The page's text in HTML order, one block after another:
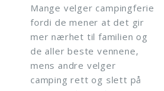
Mange velger campingferie
fordi de mener at det gir
mer nærhet til familien og
de aller beste vennene,
mens andre velger
camping rett og slett på